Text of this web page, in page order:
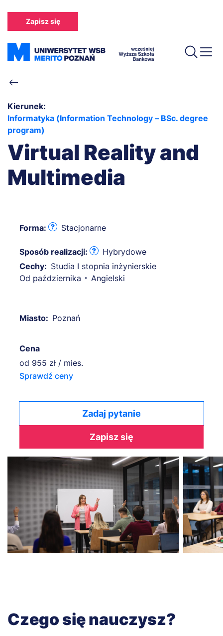
treści
Zapisz się
Ścieżka
nawigacyjna
Kierunek:
Informatyka (Information Technology – BSc. degree
program)
Virtual Reality and
Multimedia
Forma: Stacjonarne
Sposób realizacji:
Hybrydowe
Cechy: Studia I stopnia inżynierskie
Od października
Angielski
Miasto: Poznań
Cena
od 955 zł / mies.
Sprawdź ceny
Zadaj pytanie
Zapisz się
Czego się nauczysz?